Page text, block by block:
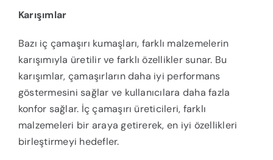
Karışımlar
Bazı iç çamaşırı kumaşları, farklı malzemelerin
karışımıyla üretilir ve farklı özellikler sunar. Bu
karışımlar, çamaşırların daha iyi performans
göstermesini sağlar ve kullanıcılara daha fazla
konfor sağlar. İç çamaşırı üreticileri, farklı
malzemeleri bir araya getirerek, en iyi özellikleri
birleştirmeyi hedefler.